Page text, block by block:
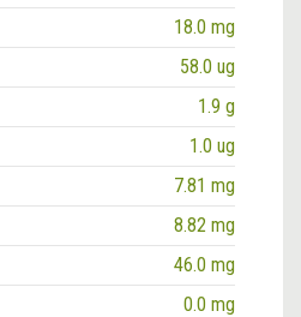
18.0 mg
58.0 ug
1.9 g
1.0 ug
7.81 mg
8.82 mg
46.0 mg
0.0 mg